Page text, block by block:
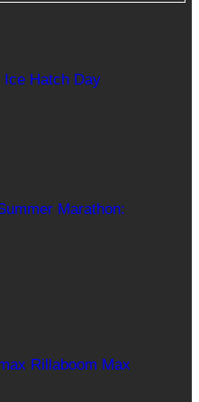
Ice Hatch Day
Marathon:
Rillaboom Max